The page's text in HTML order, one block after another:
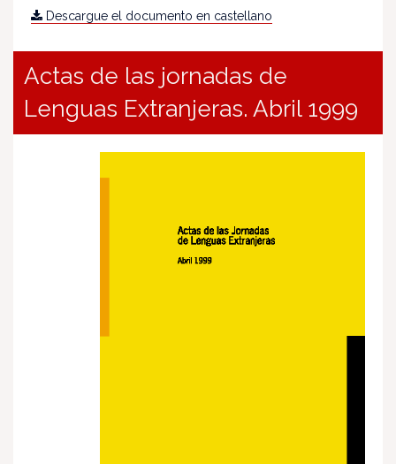
Descargue el documento en castellano
Actas de las jornadas de
Lenguas Extranjeras. Abril 1999